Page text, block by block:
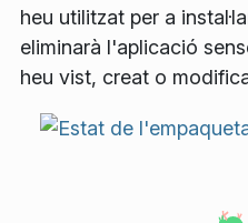
heu utilitzat per a
eliminarà l'aplicació
heu vist, creat o